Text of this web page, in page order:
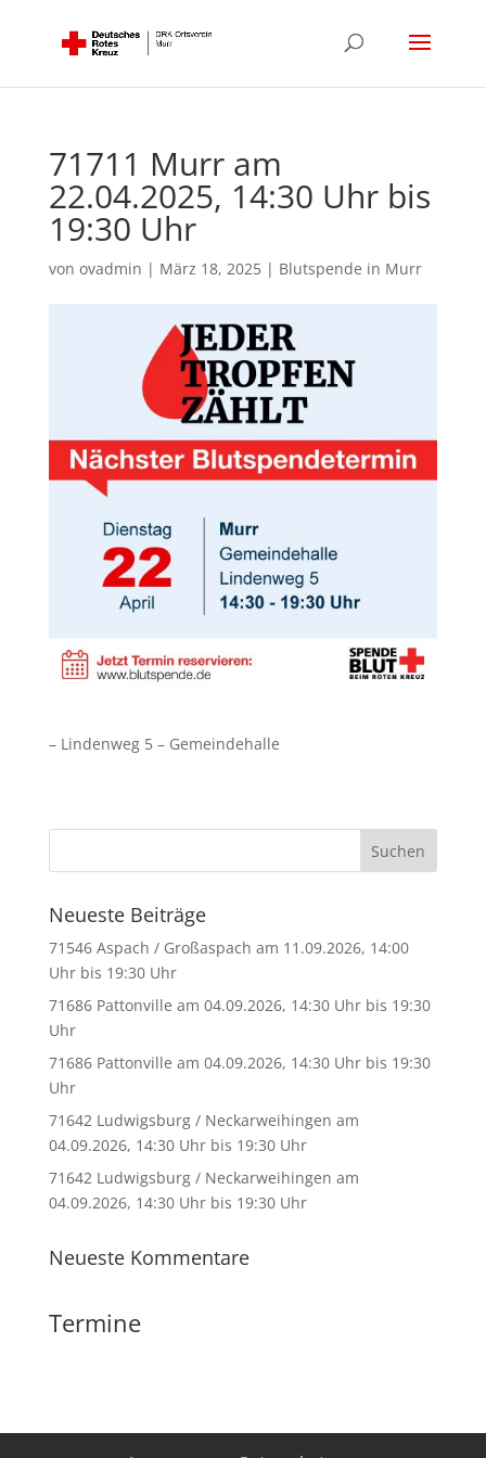
71711 Murr am
22.04.2025, 14:30 Uhr bis
19:30 Uhr
von ovadmin | März 18, 2025| Blutspende in Murr
– Lindenweg 5 – Gemeindehalle
Neueste Beiträge
71546 Aspach / Großaspach am 11.09.2026, 14:00
Uhr bis 19:30 Uhr
71686 Pattonville am 04.09.2026, 14:30 Uhr bis 19:30
Uhr
71686 Pattonville am 04.09.2026, 14:30 Uhr bis 19:30
Uhr
71642 Ludwigsburg / Neckarweihingen am
04.09.2026, 14:30 Uhr bis 19:30 Uhr
71642 Ludwigsburg / Neckarweihingen am
04.09.2026, 14:30 Uhr bis 19:30 Uhr
Neueste Kommentare
Termine